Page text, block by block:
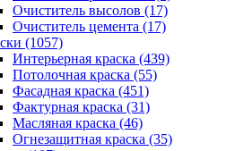
Очиститель высолов (17)
Очиститель цемента (17)
(1057)
Интерьерная краска (439)
Потолочная краска (55)
Фасадная краска (451)
Фактурная краска (31)
Масляная краска (46)
Огнезащитная краска (35)